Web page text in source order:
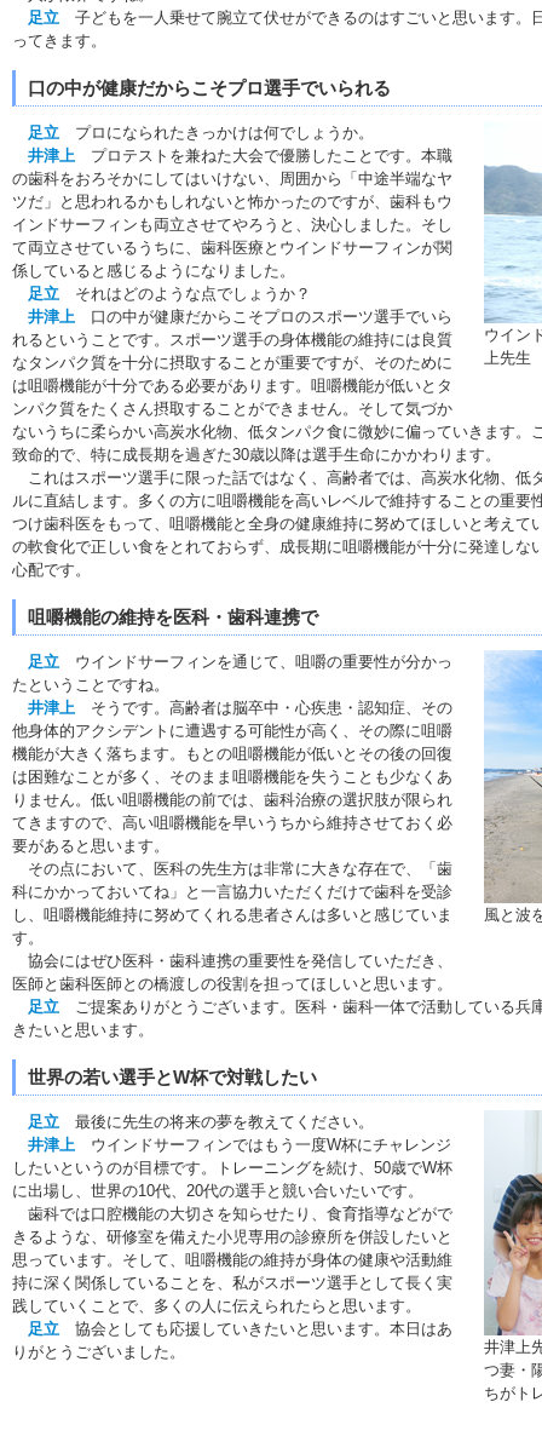
足立 子どもを一人乗せて腕立て伏せができるのはすごいと思います。
ってきます。
口の中が健康だからこそプロ選手でいられる
ウイン
上先生
足立 プロになられたきっかけは何でしょうか。
井津上 プロテストを兼ねた大会で優勝したことです。本職
の歯科をおろそかにしてはいけない、周囲から「中途半端なヤ
ツだ」と思われるかもしれないと怖かったのですが、歯科もウ
インドサーフィンも両立させてやろうと、決心しました。そし
て両立させているうちに、歯科医療とウインドサーフィンが関
係していると感じるようになりました。
足立 それはどのような点でしょうか？
井津上 口の中が健康だからこそプロのスポーツ選手でいら
れるということです。スポーツ選手の身体機能の維持には良質
なタンパク質を十分に摂取することが重要ですが、そのために
は咀嚼機能が十分である必要があります。咀嚼機能が低いとタ
ンパク質をたくさん摂取することができません。そして気づか
ないうちに柔らかい高炭水化物、低タンパク食に微妙に偏っていきます。
致命的で、特に成長期を過ぎた30歳以降は選手生命にかかわります。
これはスポーツ選手に限った話ではなく、高齢者では、高炭水化物、低
ルに直結します。多くの方に咀嚼機能を高いレベルで維持することの重要
つけ歯科医をもって、咀嚼機能と全身の健康維持に努めてほしいと考えて
の軟食化で正しい食をとれておらず、成長期に咀嚼機能が十分に発達しな
心配です。
咀嚼機能の維持を医科・歯科連携で
風と波
足立 ウインドサーフィンを通じて、咀嚼の重要性が分かっ
たということですね。
井津上 そうです。高齢者は脳卒中・心疾患・認知症、その
他身体的アクシデントに遭遇する可能性が高く、その際に咀嚼
機能が大きく落ちます。もとの咀嚼機能が低いとその後の回復
は困難なことが多く、そのまま咀嚼機能を失うことも少なくあ
りません。低い咀嚼機能の前では、歯科治療の選択肢が限られ
てきますので、高い咀嚼機能を早いうちから維持させておく必
要があると思います。
その点において、医科の先生方は非常に大きな存在で、「歯
科にかかっておいてね」と一言協力いただくだけで歯科を受診
し、咀嚼機能維持に努めてくれる患者さんは多いと感じていま
す。
協会にはぜひ医科・歯科連携の重要性を発信していただき、
医師と歯科医師との橋渡しの役割を担ってほしいと思います。
足立 ご提案ありがとうございます。医科・歯科一体で活動している兵
きたいと思います。
世界の若い選手とW杯で対戦したい
井津上
つ妻・
ちがト
足立 最後に先生の将来の夢を教えてください。
井津上 ウインドサーフィンではもう一度W杯にチャレンジ
したいというのが目標です。トレーニングを続け、50歳でW杯
に出場し、世界の10代、20代の選手と競い合いたいです。
歯科では口腔機能の大切さを知らせたり、食育指導などがで
きるような、研修室を備えた小児専用の診療所を併設したいと
思っています。そして、咀嚼機能の維持が身体の健康や活動維
持に深く関係していることを、私がスポーツ選手として長く実
践していくことで、多くの人に伝えられたらと思います。
足立 協会としても応援していきたいと思います。本日はあ
りがとうございました。